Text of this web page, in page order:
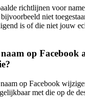
richtlijnen voor
niet
is of die niet jouw
op Facebook
op Facebook
met die op de